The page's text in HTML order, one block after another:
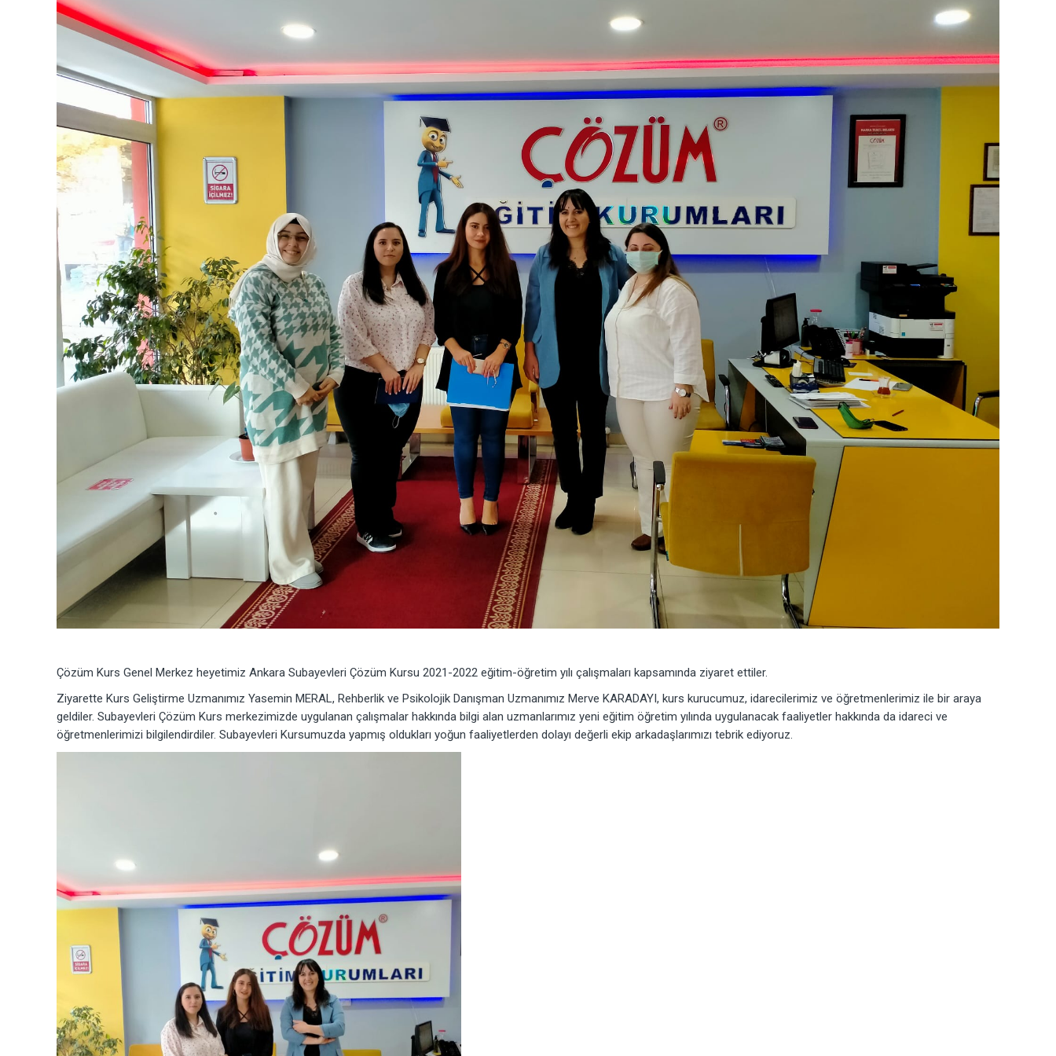
Çözüm Kurs Genel Merkez heyetimiz Ankara Subayevleri Çözüm Kursu 2021-2022 eğitim-öğretim yılı çalışmaları kapsamında ziyaret ettiler.
Ziyarette Kurs Geliştirme Uzmanımız Yasemin MERAL, Rehberlik ve Psikolojik Danışman Uzmanımız Merve KARADAYI, kurs kurucumuz, idarecilerimiz ve öğretmenlerimiz ile bir araya
geldiler. Subayevleri Çözüm Kurs merkezimizde uygulanan çalışmalar hakkında bilgi alan uzmanlarımız yeni eğitim öğretim yılında uygulanacak faaliyetler hakkında da idareci ve
öğretmenlerimizi bilgilendirdiler. Subayevleri Kursumuzda yapmış oldukları yoğun faaliyetlerden dolayı değerli ekip arkadaşlarımızı tebrik ediyoruz.